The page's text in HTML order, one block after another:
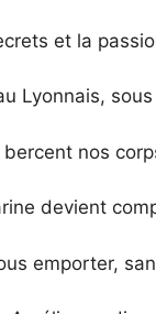
et la
Lyonnais,
nos
devient
emporter,